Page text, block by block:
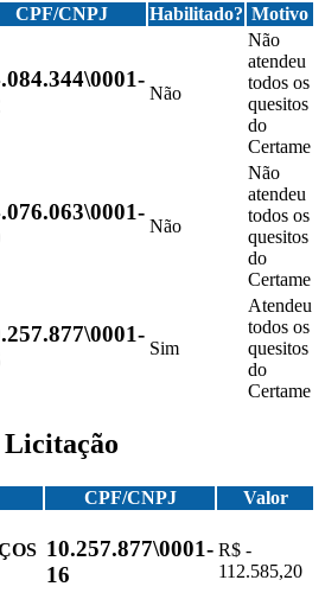
CPF/CNPJ Habilitado? Motivo
Não
Não
atendeu
todos os
quesitos
do
Certame
Não
Não
atendeu
todos os
quesitos
do
Certame
Sim
Atendeu
todos os
quesitos
do
Certame
Licitação
CPF/CNPJ Valor
10.257.877\0001-
16
R$ -
112.585,20